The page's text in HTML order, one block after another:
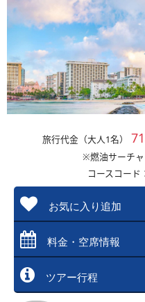
旅行代金（大人1名）
※燃油サーチ
コースコード
お気に入り追加
料金・空席情報
ツアー行程